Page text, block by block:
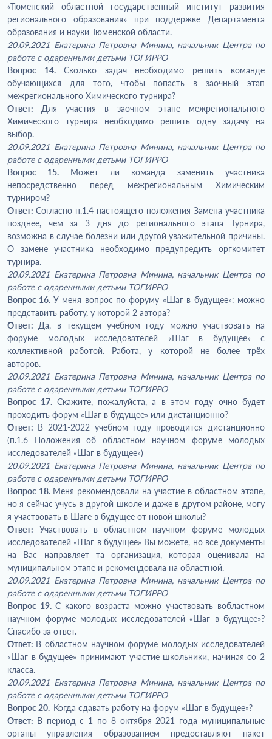
«Тюменский областной государственный институт развития
регионального образования» при поддержке Департамента
образования и науки Тюменской области.
20.09.2021 Екатерина Петровна Минина, начальник Центра по
работе с одаренными детьми ТОГИРРО
Вопрос 14. Сколько задач необходимо решить команде
обучающихся для того, чтобы попасть в заочный этап
межрегионального Химического турнира?
Ответ: Для участия в заочном этапе межрегионального
Химического турнира необходимо решить одну задачу на
выбор.
20.09.2021 Екатерина Петровна Минина, начальник Центра по
работе с одаренными детьми ТОГИРРО
Вопрос 15. Может ли команда заменить участника
непосредственно перед межрегиональным Химическим
турниром?
Ответ: Согласно п.1.4 настоящего положения Замена участника
позднее, чем за 3 дня до регионального этапа Турнира,
возможна в случае болезни или другой уважительной причины.
О замене участника необходимо предупредить оргкомитет
турнира.
20.09.2021 Екатерина Петровна Минина, начальник Центра по
работе с одаренными детьми ТОГИРРО
Вопрос 16. У меня вопрос по форуму «Шаг в будущее»: можно
представить работу, у которой 2 автора?
Ответ: Да, в текущем учебном году можно участвовать на
форуме молодых исследователей «Шаг в будущее» с
коллективной работой. Работа, у которой не более трёх
авторов.
20.09.2021 Екатерина Петровна Минина, начальник Центра по
работе с одаренными детьми ТОГИРРО
Вопрос 17. Скажите, пожалуйста, а в этом году очно будет
проходить форум «Шаг в будущее» или дистанционно?
Ответ: В 2021-2022 учебном году проводится дистанционно
(п.1.6 Положения об областном научном форуме молодых
исследователей «Шаг в будущее»)
20.09.2021 Екатерина Петровна Минина, начальник Центра по
работе с одаренными детьми ТОГИРРО
Вопрос 18. Меня рекомендовали на участие в областном этапе,
но я сейчас учусь в другой школе и даже в другом районе, могу
я участвовать в Шаге в будущее от новой школы?
Ответ: Участвовать в областном научном форуме молодых
исследователей «Шаг в будущее» Вы можете, но все документы
на Вас направляет та организация, которая оценивала на
муниципальном этапе и рекомендовала на областной.
20.09.2021 Екатерина Петровна Минина, начальник Центра по
работе с одаренными детьми ТОГИРРО
Вопрос 19. С какого возраста можно участвовать вобластном
научном форуме молодых исследователей «Шаг в будущее»?
Спасибо за ответ.
Ответ: В областном научном форуме молодых исследователей
«Шаг в будущее» принимают участие школьники, начиная со 2
класса.
20.09.2021 Екатерина Петровна Минина, начальник Центра по
работе с одаренными детьми ТОГИРРО
Вопрос 20. Когда сдавать работу на форум «Шаг в будущее»?
Ответ: В период с 1 по 8 октября 2021 года муниципальные
органы управления образованием предоставляют пакет